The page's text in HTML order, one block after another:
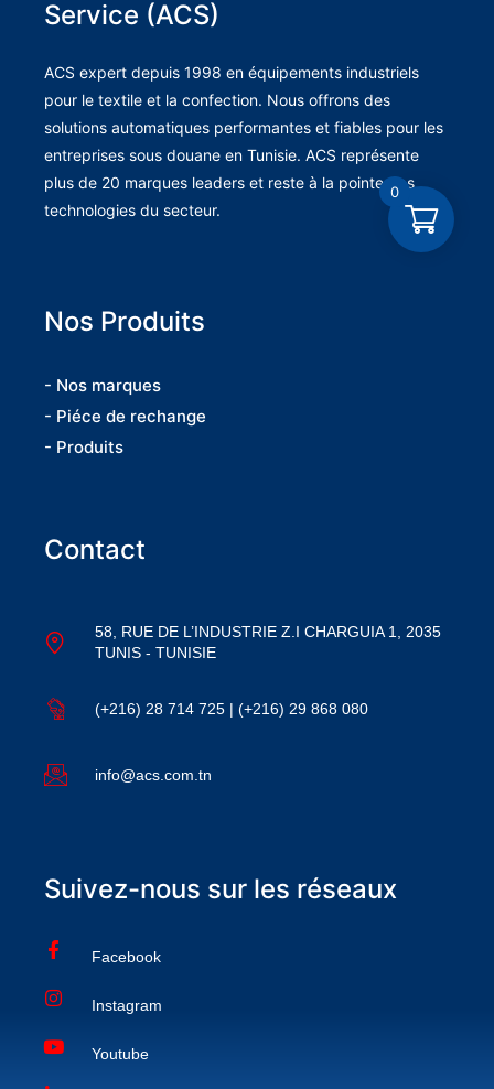
Service (ACS)
ACS expert depuis 1998 en équipements industriels
pour le textile et la confection. Nous offrons des
solutions automatiques performantes et fiables pour les
entreprises sous douane en Tunisie. ACS représente
plus de 20 marques leaders et reste à la pointe des
technologies du secteur.
Nos Produits
- Nos marques
- Piéce de rechange
- Produits
Contact
58, RUE DE L’INDUSTRIE Z.I CHARGUIA 1, 2035
TUNIS - TUNISIE
(+216) 28 714 725 | (+216) 29 868 080
info@acs.com.tn
Suivez-nous sur les réseaux
Facebook
Instagram
Youtube
0